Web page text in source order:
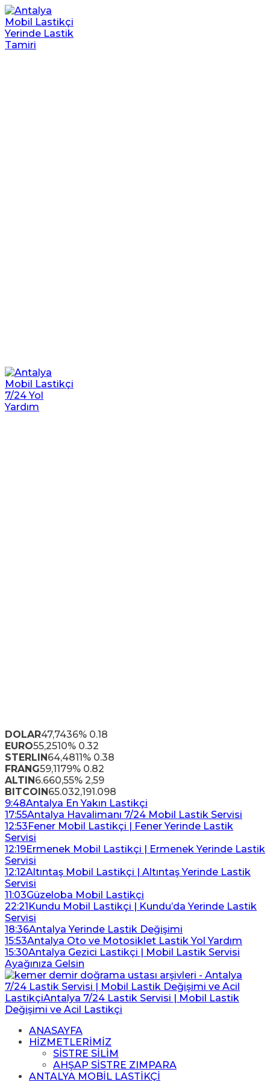
DOLAR47,7436% 0.18
EURO55,2510% 0.32
STERLIN64,4811% 0.38
FRANG59,1179% 0.82
ALTIN6.660,55% 2,59
BITCOIN65.032,191.098
9:48Antalya En Yakın Lastikçi
17:55Antalya Havalimanı 7/24 Mobil Lastik Servisi
12:53Fener Mobil Lastikçi | Fener Yerinde Lastik
Servisi
12:19Ermenek Mobil Lastikçi | Ermenek Yerinde Lastik
Servisi
12:12Altıntaş Mobil Lastikçi | Altıntaş Yerinde Lastik
Servisi
11:03Güzeloba Mobil Lastikçi
22:21Kundu Mobil Lastikçi | Kundu’da Yerinde Lastik
Servisi
18:36Antalya Yerinde Lastik Değişimi
15:53Antalya Oto ve Motosiklet Lastik Yol Yardım
15:30Antalya Gezici Lastikçi | Mobil Lastik Servisi
Ayağınıza Gelsin
ANASAYFA
HİZMETLERİMİZ
SİSTRE SİLİM
AHŞAP SİSTRE ZIMPARA
ANTALYA MOBİL LASTİKÇİ